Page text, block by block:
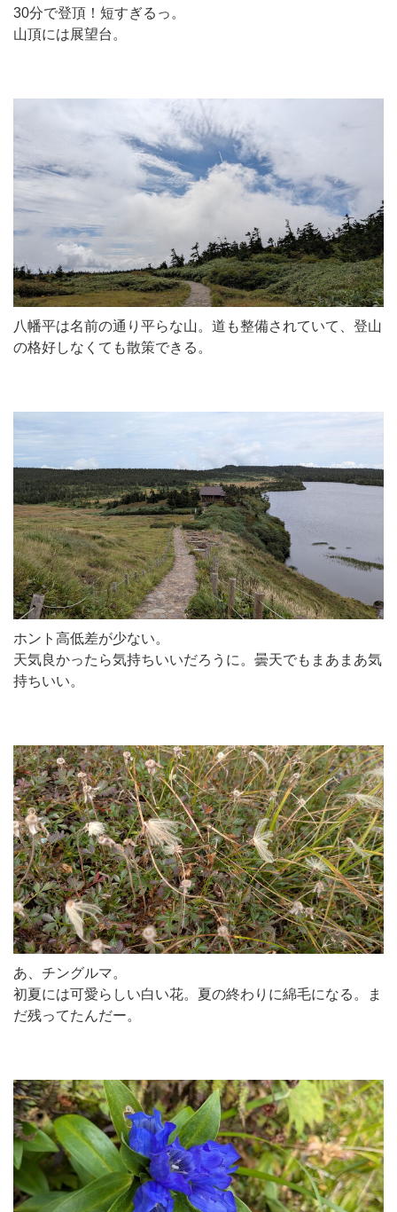
30分で登頂！短すぎるっ。
山頂には展望台。
八幡平は名前の通り平らな山。道も整備されていて、登山
の格好しなくても散策できる。
ホント高低差が少ない。
天気良かったら気持ちいいだろうに。曇天でもまあまあ気
持ちいい。
あ、チングルマ。
初夏には可愛らしい白い花。夏の終わりに綿毛になる。ま
だ残ってたんだー。